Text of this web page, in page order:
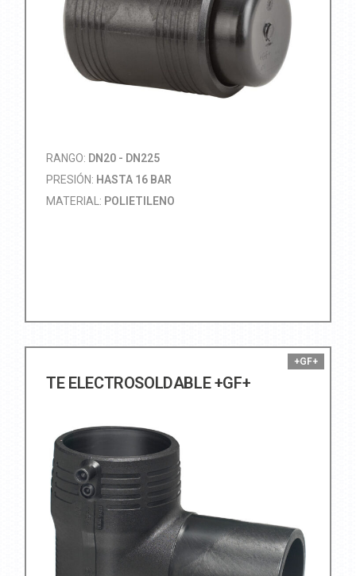
RANGO: DN20 - DN225
PRESIÓN: HASTA 16 BAR
MATERIAL: POLIETILENO
TE ELECTROSOLDABLE +GF+
+GF+